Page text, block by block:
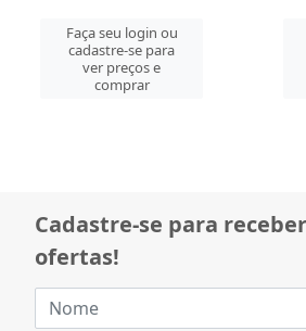
Faça seu login ou
cadastre-se para
ver preços e
comprar
Cadastre-se para
ofertas!